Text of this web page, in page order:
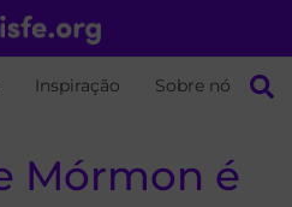
Inspiração Sobre nós
Mórmon é